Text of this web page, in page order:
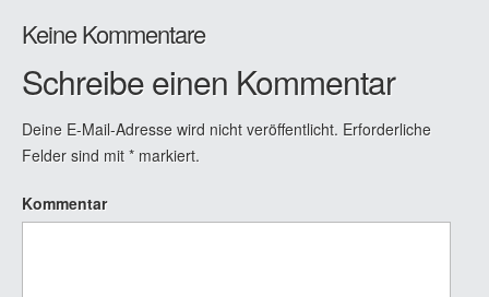
Keine Kommentare
Schreibe einen Kommentar
Deine E-Mail-Adresse wird nicht veröffentlicht. Erforderliche
Felder sind mit * markiert.
Kommentar